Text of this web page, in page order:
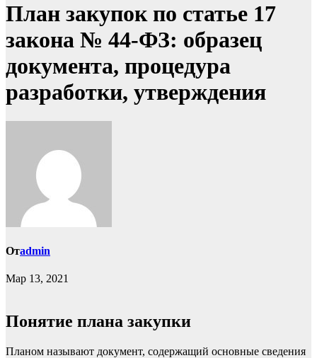
План закупок по статье 17
закона № 44-ФЗ: образец
документа, процедура
разработки, утверждения
Отadmin
Мар 13, 2021
Понятие плана закупки
Планом называют документ, содержащий основные сведения